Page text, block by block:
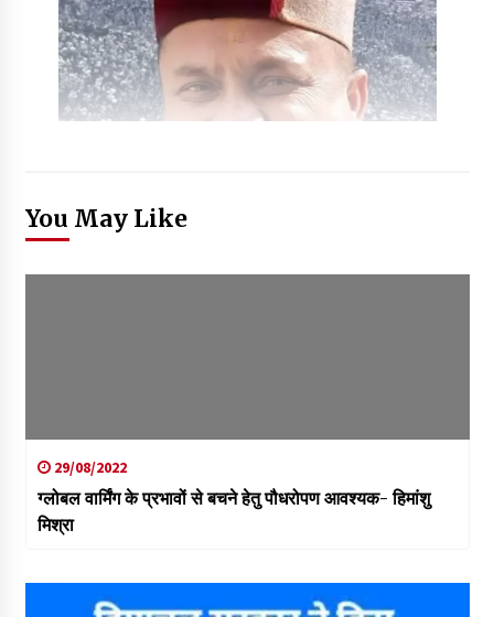
You May Like
29/08/2022
ग्लोबल वार्मिंग के प्रभावों से बचने हेतु पौधरोपण आवश्यक- हिमांशु
मिश्रा